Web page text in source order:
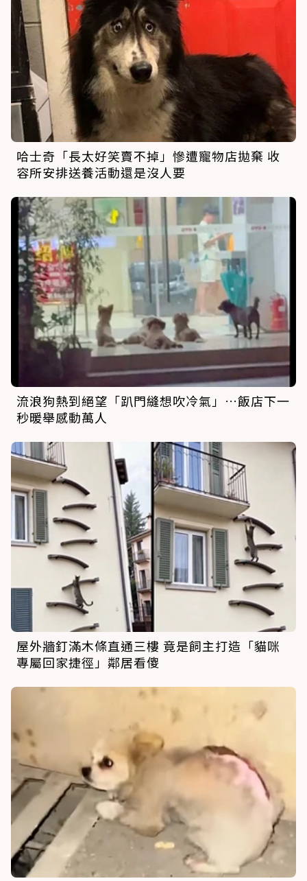
哈士奇「長太好笑賣不掉」慘遭寵物店拋棄 收
容所安排送養活動還是沒人要
流浪狗熱到絕望「趴門縫想吹冷氣」…飯店下一
秒暖舉感動萬人
屋外牆釘滿木條直通三樓 竟是飼主打造「貓咪
專屬回家捷徑」鄰居看傻